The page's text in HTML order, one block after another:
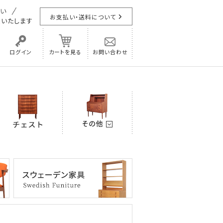
いたします お支払い・送料について
ログイン カートを見る お問い合わせ